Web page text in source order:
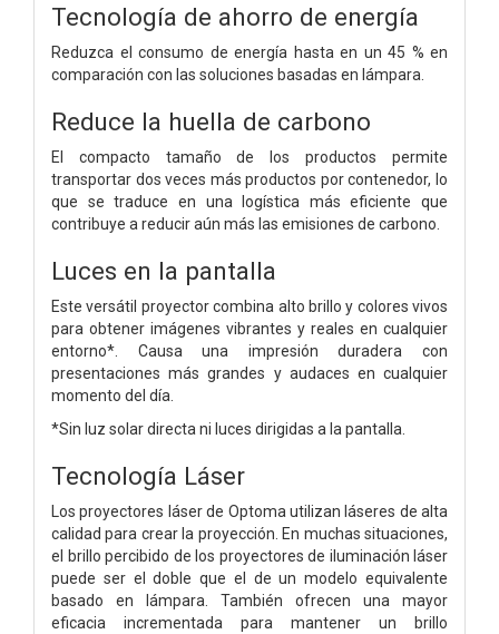
Tecnología de ahorro de energía
Reduzca el consumo de energía hasta en un 45 % en
comparación con las soluciones basadas en lámpara.
Reduce la huella de carbono
El compacto tamaño de los productos permite
transportar dos veces más productos por contenedor, lo
que se traduce en una logística más eficiente que
contribuye a reducir aún más las emisiones de carbono.
Luces en la pantalla
Este versátil proyector combina alto brillo y colores vivos
para obtener imágenes vibrantes y reales en cualquier
entorno*. Causa una impresión duradera con
presentaciones más grandes y audaces en cualquier
momento del día.
*Sin luz solar directa ni luces dirigidas a la pantalla.
Tecnología Láser
Los proyectores láser de Optoma utilizan láseres de alta
calidad para crear la proyección. En muchas situaciones,
el brillo percibido de los proyectores de iluminación láser
puede ser el doble que el de un modelo equivalente
basado en lámpara. También ofrecen una mayor
eficacia incrementada para mantener un brillo